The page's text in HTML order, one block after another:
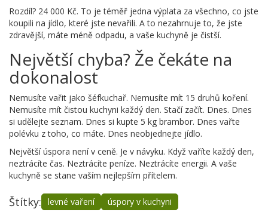
Rozdíl? 24 000 Kč. To je téměř jedna výplata za všechno, co jste
koupili na jídlo, které jste nevařili. A to nezahrnuje to, že jste
zdravější, máte méně odpadu, a vaše kuchyně je čistší.
Největší chyba? Že čekáte na
dokonalost
Nemusíte vařit jako šéfkuchař. Nemusíte mít 15 druhů koření.
Nemusíte mít čistou kuchyni každý den. Stačí začít. Dnes. Dnes
si udělejte seznam. Dnes si kupte 5 kg brambor. Dnes vařte
polévku z toho, co máte. Dnes neobjednejte jídlo.
Největší úspora není v ceně. Je v návyku. Když vaříte každý den,
neztrácíte čas. Neztrácíte peníze. Neztrácíte energii. A vaše
kuchyně se stane vaším nejlepším přítelem.
Štítky: levné vaření
úspory v kuchyni